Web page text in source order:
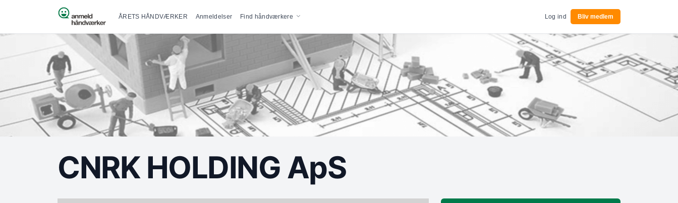
Spring til indhold Primær navigation
ÅRETS HÅNDVÆRKER Anmeldelser Find håndværkere Log ind Bliv medlem
CNRK HOLDING ApS